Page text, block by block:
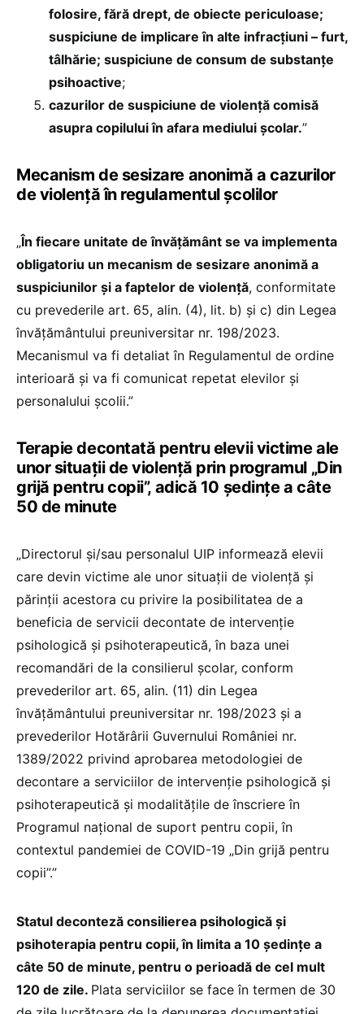
folosire, fără drept, de obiecte periculoase;
suspiciune de implicare în alte infracțiuni – furt,
tâlhărie; suspiciune de consum de substanțe
psihoactive;
cazurilor de suspiciune de violență comisă
asupra copilului în afara mediului școlar.”
Mecanism de sesizare anonimă a cazurilor
de violență în regulamentul școlilor
„În fiecare unitate de învățământ se va implementa
obligatoriu un mecanism de sesizare anonimă a
suspiciunilor și a faptelor de violență, conformitate
cu prevederile art. 65, alin. (4), lit. b) și c) din Legea
învățământului preuniversitar nr. 198/2023.
Mecanismul va fi detaliat în Regulamentul de ordine
interioară și va fi comunicat repetat elevilor și
personalului școlii.”
Terapie decontată pentru elevii victime ale
unor situații de violență prin programul „Din
grijă pentru copii”, adică 10 ședințe a câte
50 de minute
„Directorul și/sau personalul UIP informează elevii
care devin victime ale unor situații de violență și
părinții acestora cu privire la posibilitatea de a
beneficia de servicii decontate de intervenție
psihologică și psihoterapeutică, în baza unei
recomandări de la consilierul școlar, conform
prevederilor art. 65, alin. (11) din Legea
învățământului preuniversitar nr. 198/2023 și a
prevederilor Hotărârii Guvernului României nr.
1389/2022 privind aprobarea metodologiei de
decontare a serviciilor de intervenție psihologică și
psihoterapeutică și modalitățile de înscriere în
Programul național de suport pentru copii, în
contextul pandemiei de COVID-19 „Din grijă pentru
copii”.”
Statul deconteză consilierea psihologică și
psihoterapia pentru copii, în limita a 10 ședințe a
câte 50 de minute, pentru o perioadă de cel mult
120 de zile. Plata serviciilor se face în termen de 30